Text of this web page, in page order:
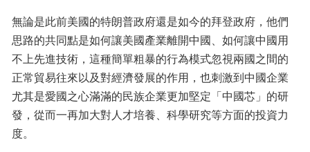
無論是此前美國的特朗普政府還是如今的拜登政府，他們
思路的共同點是如何讓美國產業離開中國、如何讓中國用
不上先進技術，這種簡單粗暴的行為模式忽視兩國之間的
正常貿易往來以及對經濟發展的作用，也刺激到中國企業
尤其是愛國之心滿滿的民族企業更加堅定「中國芯」的研
發，從而一再加大對人才培養、科學研究等方面的投資力
度。